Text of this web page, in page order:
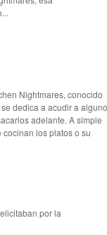
Nightmares, conocido
dedica a acudir a
adelante. A simple
los platos o su
por la